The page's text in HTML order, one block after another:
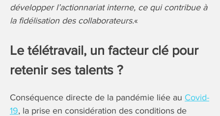
développer l’actionnariat interne, ce qui contribue à
la fidélisation des collaborateurs.«
Le télétravail, un facteur clé pour
retenir ses talents ?
Conséquence directe de la pandémie liée au Covid-
19, la prise en considération des conditions de